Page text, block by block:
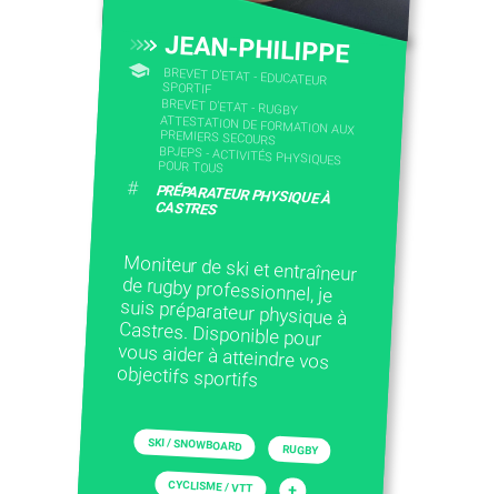
JEAN-PHILIPPE
BREVET D'ETAT - EDUCATEUR
SPORTIF
BREVET D'ETAT - RUGBY
ATTESTATION DE FORMATION AUX
PREMIERS SECOURS
BPJEPS - ACTIVITÉS PHYSIQUES
POUR TOUS
# PRÉPARATEUR PHYSIQUE À
CASTRES
Moniteur de ski et entraîneur
de rugby professionnel, je
suis préparateur physique à
Castres. Disponible pour
vous aider à atteindre vos
objectifs sportifs
SKI / SNOWBOARD RUGBY
CYCLISME / VTT +